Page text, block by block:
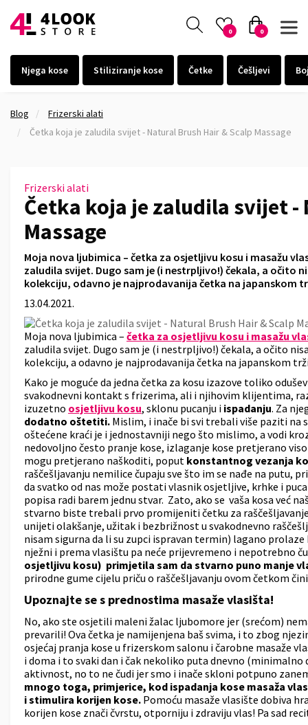
0 0
Njega kose Stiliziranje kose Četke Češljevi
Blog
Frizerski alati
Četka koja je zaludila svijet - Natural Brush Hair & Scalp Massage
Frizerski alati
Četka koja je zaludila svijet -
Massage
Moja nova ljubimica – četka za osjetljivu kosu i masažu
zaludila svijet. Dugo sam je (i nestrpljivo!) čekala, a očito
kolekciju, odavno je najprodavanija četka na japanskom
13.04.2021.
Moja nova ljubimica – četka za osjetljivu kosu i masažu
zaludila svijet. Dugo sam je (i nestrpljivo!) čekala, a očito
kolekciju, a odavno je najprodavanija četka na japanskom
Kako je moguće da jedna četka za kosu izazove toliko
svakodnevni kontakt s frizerima, ali i njihovim klijentima,
izuzetno osjetljivu kosu, sklonu pucanju i ispadanju. Za
dodatno oštetiti. Mislim, i inače bi svi trebali više paziti
oštećene kraći je i jednostavniji nego što mislimo, a vodi
nedovoljno često pranje kose, izlaganje kose pretjerano
mogu pretjerano naškoditi, poput konstantnog vezanja
raščešljavanju nemilice čupaju sve što im se nađe na putu,
da svatko od nas može postati vlasnik osjetljive, krhke i
popisa radi barem jednu stvar. Zato, ako se vaša kosa već
stvarno biste trebali prvo promijeniti četku za
unijeti olakšanje, užitak i bezbrižnost u svakodnevno
nisam sigurna da li su zupci ispravan termin) lagano
nježni i prema vlasištu pa neće prijevremeno i nepotrebno
osjetljivu kosu) primjetila sam da stvarno puno manje
prirodne gume cijelu priču o raščešljavanju ovom četkom
Upoznajte se s prednostima masaže vlasišta!
No, ako ste osjetili maleni žalac ljubomore jer (srećom)
prevarili! Ova četka je namijenjena baš svima, i to zbog
osjećaj pranja kose u frizerskom salonu i čarobne masaže
i doma i to svaki dan i čak nekoliko puta dnevno
aktivnost, no to ne čudi jer smo i inače skloni potpuno
mnogo toga, primjerice, kod ispadanja kose masaža
i stimulira korijen kose. Pomoću masaže vlasište dobiva
korijen kose znači čvrstu, otporniju i zdraviju vlas! Pa sad